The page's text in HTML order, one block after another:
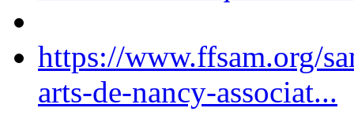
https://www.ffsam.org/
arts-de-nancy-associat...